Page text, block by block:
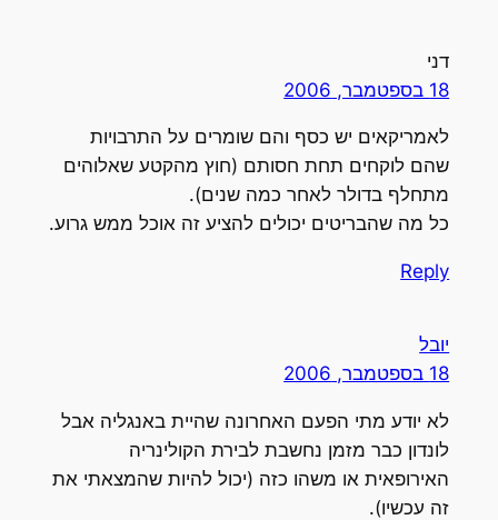
דני
18 בספטמבר, 2006
לאמריקאים יש כסף והם שומרים על התרבויות
שהם לוקחים תחת חסותם (חוץ מהקטע שאלוהים
מתחלף בדולר לאחר כמה שנים).
כל מה שהבריטים יכולים להציע זה אוכל ממש גרוע.
Reply
יובל
18 בספטמבר, 2006
לא יודע מתי הפעם האחרונה שהיית באנגליה אבל
לונדון כבר מזמן נחשבת לבירת הקולינריה
האירופאית או משהו כזה (יכול להיות שהמצאתי את
זה עכשיו).